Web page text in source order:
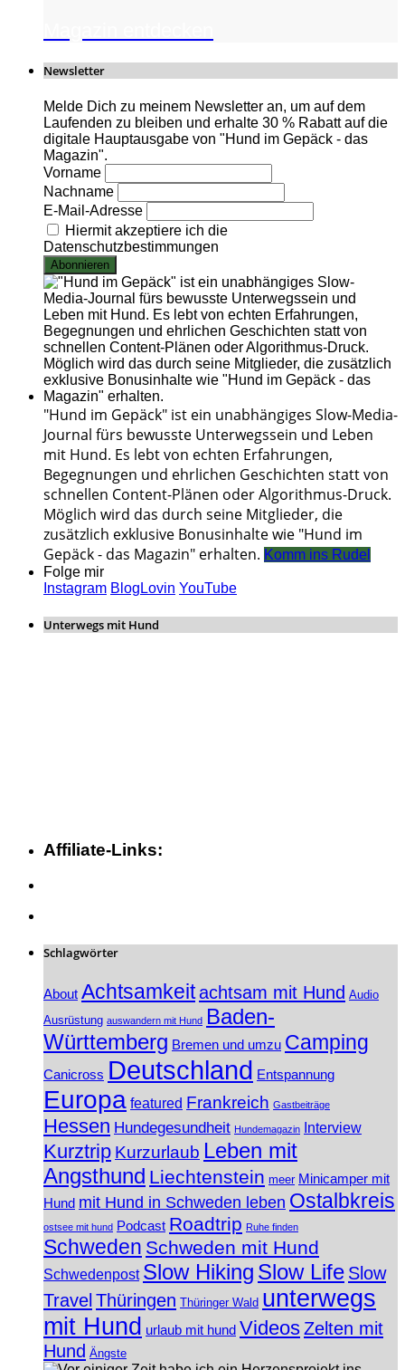
Newsletter
Melde Dich zu meinem Newsletter an, um auf dem
Laufenden zu bleiben und erhalte 30 % Rabatt auf die
digitale Hauptausgabe von "Hund im Gepäck - das
Magazin".
Vorname
Nachname
E-Mail-Adresse
Hiermit akzeptiere ich die
Datenschutzbestimmungen
"Hund im Gepäck" ist ein unabhängiges Slow-Media-
Journal fürs bewusste Unterwegssein und Leben
mit Hund. Es lebt von echten Erfahrungen,
Begegnungen und ehrlichen Geschichten statt von
schnellen Content-Plänen oder Algorithmus-Druck.
Möglich wird das durch seine Mitglieder, die
zusätzlich exklusive Bonusinhalte wie "Hund im
Gepäck - das Magazin" erhalten. Komm ins Rudel
Folge mir
Instagram BlogLovin YouTube
Unterwegs mit Hund
Affiliate-Links:
Schlagwörter
About Achtsamkeitachtsam mit Hund Audio
Ausrüstung auswandern mit Hund Baden-
Württemberg Bremen und umzu Camping
Canicross Deutschland Entspannung
Europa featured Frankreich Gastbeiträge
Hessen Hundegesundheit Hundemagazin Interview
Kurztrip Kurzurlaub Leben mit
Angsthund Liechtenstein meer Minicamper mit
Hund mit Hund in Schweden leben Ostalbkreis
ostsee mit hund Podcast Roadtrip Ruhe finden
Schweden Schweden mit Hund
Schwedenpost Slow Hiking Slow Life Slow
Travel Thüringen Thüringer Wald unterwegs
mit Hund urlaub mit hund VideosZelten mit
Hund Ängste